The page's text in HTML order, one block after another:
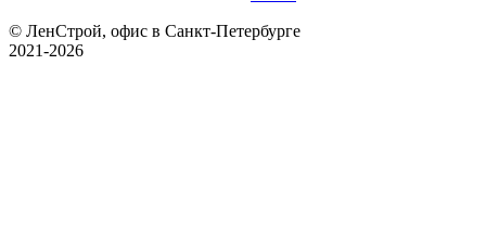
© ЛенСтрой, офис в Санкт-Петербурге
2021-2026